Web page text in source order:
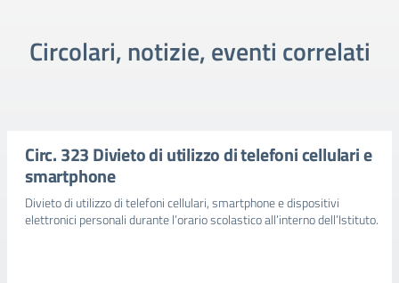
Circolari, notizie, eventi correlati
Circ. 323 Divieto di utilizzo di telefoni cellulari e
smartphone
Divieto di utilizzo di telefoni cellulari, smartphone e dispositivi
elettronici personali durante l’orario scolastico all’interno dell’Istituto.